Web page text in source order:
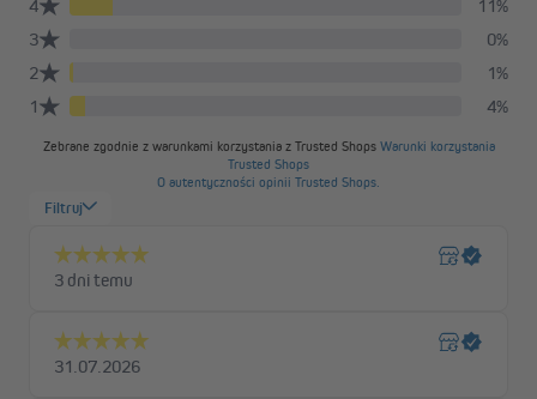
Wysoka jakość i ponadczasowy design
Chcemy zaoferować Ci roletę dzień i noc Elegance, która łączy
materiały i nowoczesne techniki produkcji, aby powstał produkt
solidny, estetyczny i odporny na upływ czasu. Roleta na wymiar
została zaprojektowana z dbałością o detale, dzięki czemu